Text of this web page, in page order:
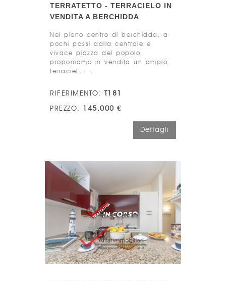
TERRATETTO - TERRACIELO IN
VENDITA A BERCHIDDA
Nel pieno centro di berchidda, a
pochi passi dalla centrale e
vivace piazza del popolo,
proponiamo in vendita un ampio
terraciel. . .
RIFERIMENTO: T181
PREZZO: 145.000 €
Dettagli